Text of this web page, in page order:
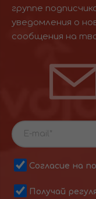
группе
уведомления о
сообщения на
Согласие на
Получай